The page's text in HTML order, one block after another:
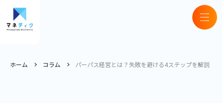
ホーム コラム パーパス経営とは？失敗を避ける4ステップを解説